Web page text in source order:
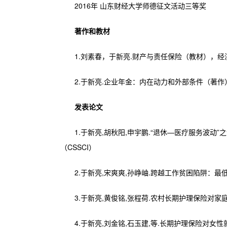
2016年 山东财经大学师德征文活动三等奖
著作和教材
1.刘素春，于新亮.财产与责任保险（教材），
2.于新亮.企业年金：内在动力和外部条件（著
发表论文
1.于新亮,胡秋阳,申宇鹏.“退休—医疗服务波动
（CSSCI）
2.于新亮,宋爽爽,孙峥岫.跨越工作贫困陷阱：
3.于新亮,黄俊铭,张程荷.农村长期护理保险对
4.于新亮,刘金铭,石玉建,等.长期护理保险对女